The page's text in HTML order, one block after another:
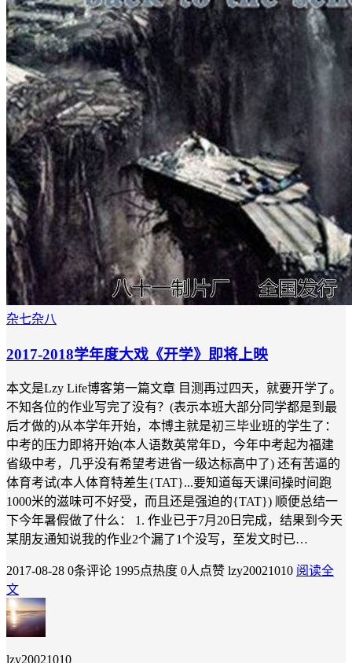
杂七杂八
2017-2018学年度大戏《开学》即将上映
本文是Lzy Life博客第一篇文章 目测再过四天，就要开学了。
不知各位的作业写完了没有？(表示本班大部分同学都是到最
后才做的)从本学年开始，本博主就是初三毕业班的学生了：
中考的压力即将开始(本人语数英常年D，今年中考起为福建
省级中考，几乎没有希望考进省一级达标高中了) 还有苦逼的
体育考试(本人体育特差生{TAT}...要知道每天课间操时间跑
1000米的滋味可不好受，而且还是强迫的{TAT}) 顺便总结一
下今年暑假做了什么： 1. 作业已于7月20日完成，结果到今天
某朋友通知说我的作业2个漏了1个没写，至发文时已…
2017-08-28 0条评论 1995点热度 0人点赞 lzy20021010 阅读全
文
lzy20021010